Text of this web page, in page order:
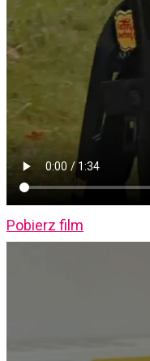
Pobierz film